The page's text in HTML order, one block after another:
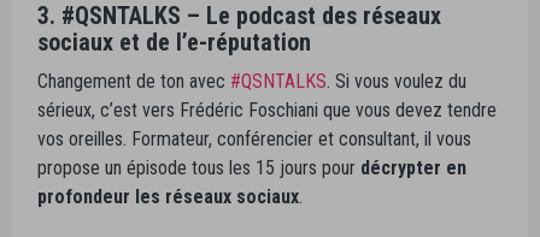
3. #QSNTALKS – Le podcast des réseaux
sociaux et de l’e-réputation
Changement de ton avec #QSNTALKS. Si vous voulez du
sérieux, c’est vers Frédéric Foschiani que vous devez tendre
vos oreilles. Formateur, conférencier et consultant, il vous
propose un épisode tous les 15 jours pour décrypter en
profondeur les réseaux sociaux.